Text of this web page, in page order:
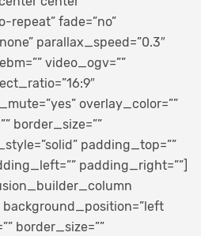
repeat” fade=”no”
parallax_speed=”0.3″
video_ogv=””
overlay_color=””
border_size=””
padding_top=””
padding_right=””]
background_position=”left
border_size=””